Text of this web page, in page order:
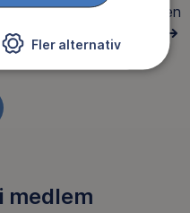
Gör en
AVANCERAD SÖKNING
medlem
Fler alternativ